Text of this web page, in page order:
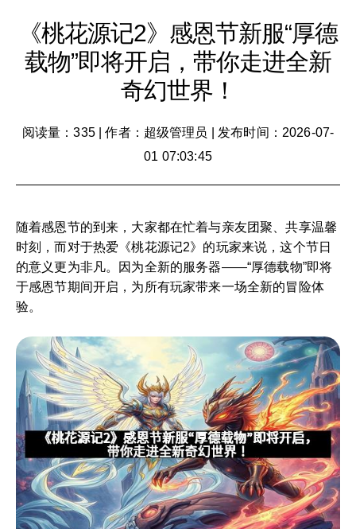
《桃花源记2》感恩节新服“厚德
载物”即将开启，带你走进全新
奇幻世界！
阅读量：335|作者：超级管理员
发布时间：2026-07-
01 07:03:45
随着感恩节的到来，大家都在忙着与亲友团聚、共享温馨
时刻，而对于热爱《桃花源记2》的玩家来说，这个节日
的意义更为非凡。因为全新的服务器——“厚德载物”即将
于感恩节期间开启，为所有玩家带来一场全新的冒险体
验。